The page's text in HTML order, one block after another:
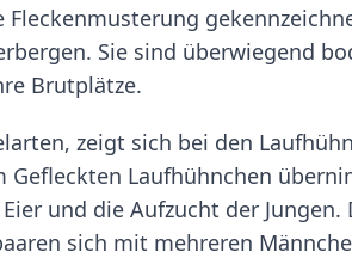
Sie sind überwiegend
Brutplätze.
zeigt sich bei den
Laufhühnchen
und die Aufzucht der Jungen.
sich mit mehreren